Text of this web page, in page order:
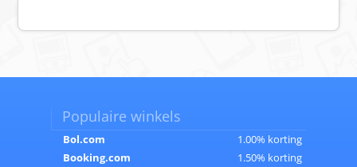
Populaire winkels
Bol.com
1.00% korting
Booking.com
1.50% korting